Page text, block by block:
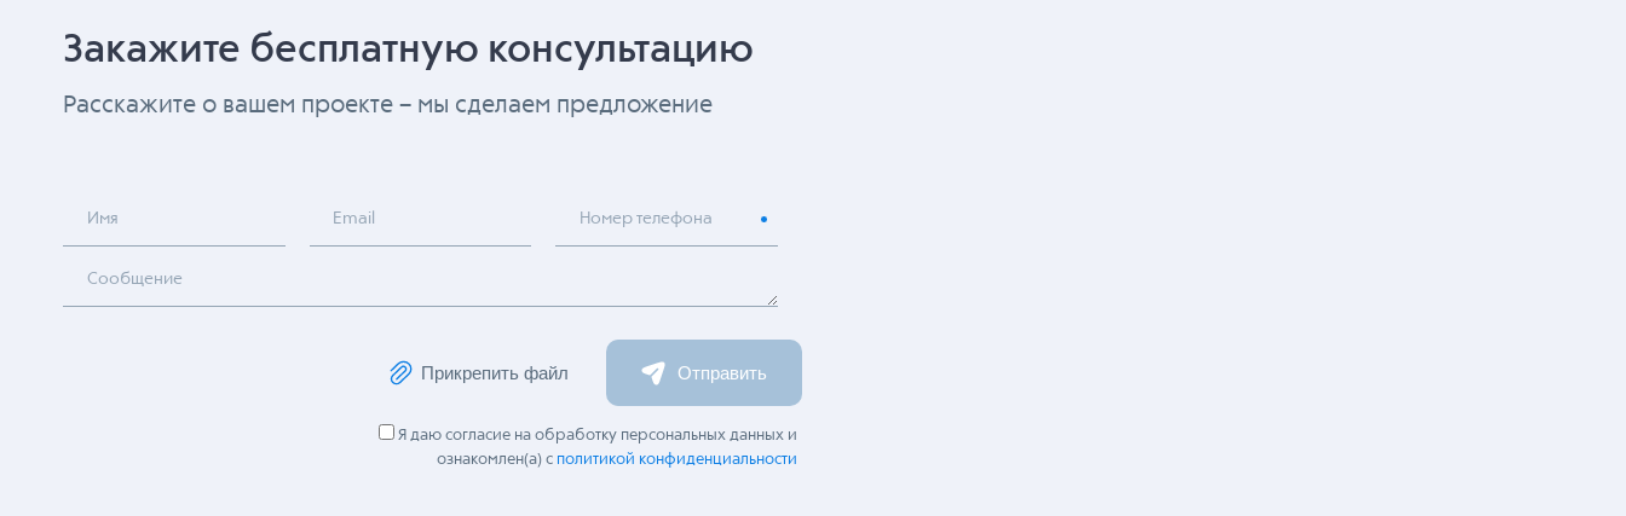
Закажите бесплатную консультацию
Расскажите о вашем проекте – мы сделаем предложение
Имя Email Номер телефона
Сообщение
Прикрепить файл Отправить
Я даю согласие на обработку персональных данных и
ознакомлен(а) с политикой конфиденциальности